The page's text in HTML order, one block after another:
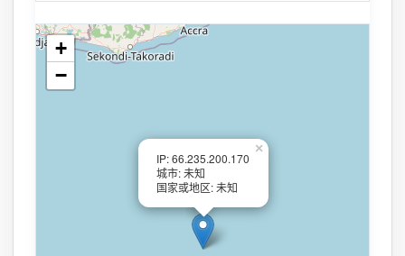
IP: 66.235.200.170
城市: 未知
国家或地区: 未知
×
+
−